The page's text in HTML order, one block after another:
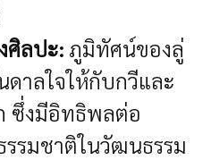
ศิลปะ: ภูมิทัศน์ของลู่
ดาลใจให้กับกวีและ
ซึ่งมีอิทธิพลต่อ
รมชาติในวัฒนธรรม